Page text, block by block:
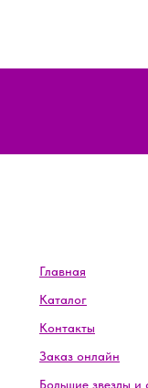
Главная
Каталог
Контакты
Заказ онлайн
Большие звезды и